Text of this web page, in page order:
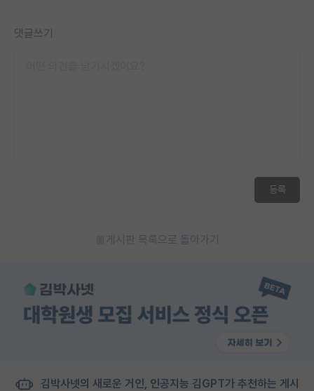
댓글쓰기
등록
게시판 목록으로 돌아가기
김박사넷의 새로운 거인, 인공지능 김GPT가 추천하는 게시